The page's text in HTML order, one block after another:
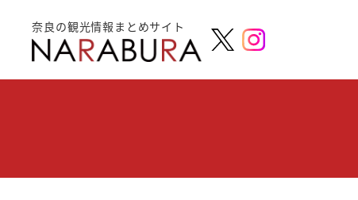
奈良の観光情報まとめサイト